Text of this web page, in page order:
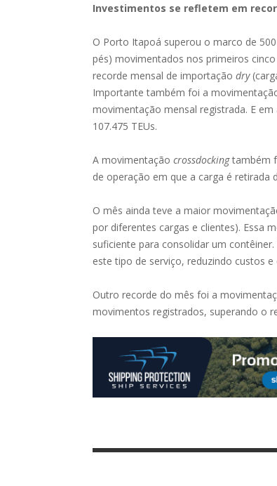
Investimentos se refletem em
O Porto Itapoá superou o marco de
pés) movimentados nos primeiros
recorde mensal de importação dry
Importante também foi a
movimentação mensal registrada. E
107.475 TEUs.
A movimentação crossdocking também
de operação em que a carga é
O mês ainda teve a maior
por diferentes cargas e clientes). Essa
suficiente para consolidar um contêiner.
este tipo de serviço, reduzindo custos
Outro recorde do mês foi a
movimentos registrados, superando o